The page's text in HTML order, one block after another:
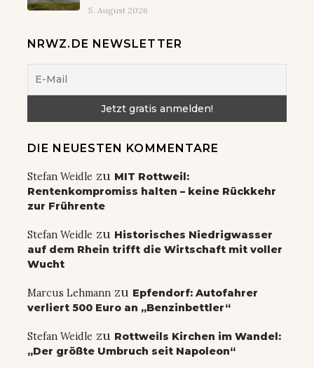
5. August 2026
NRWZ.DE NEWSLETTER
DIE NEUESTEN KOMMENTARE
Stefan Weidle zu MIT Rottweil:
Rentenkompromiss halten – keine Rückkehr
zur Frührente
Stefan Weidle zu Historisches Niedrigwasser
auf dem Rhein trifft die Wirtschaft mit voller
Wucht
Marcus Lehmann zu Epfendorf: Autofahrer
verliert 500 Euro an „Benzinbettler“
Stefan Weidle zu Rottweils Kirchen im Wandel:
„Der größte Umbruch seit Napoleon“